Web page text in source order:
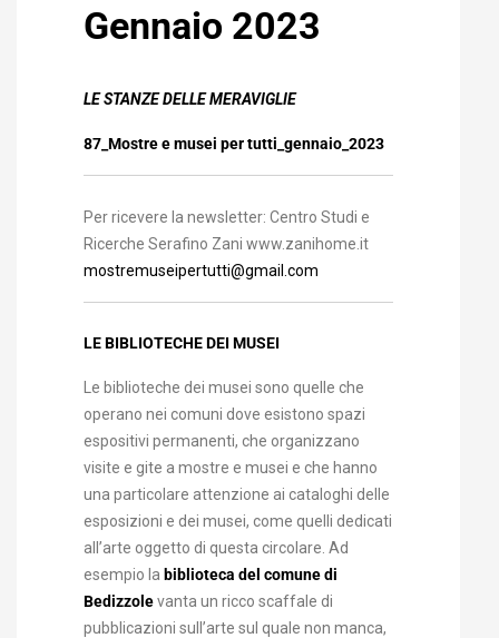
Gennaio 2023
LE STANZE DELLE MERAVIGLIE
87_Mostre e musei per tutti_gennaio_2023
Per ricevere la newsletter: Centro Studi e
Ricerche Serafino Zani www.zanihome.it
mostremuseipertutti@gmail.com
LE BIBLIOTECHE DEI MUSEI
Le biblioteche dei musei sono quelle che
operano nei comuni dove esistono spazi
espositivi permanenti, che organizzano
visite e gite a mostre e musei e che hanno
una particolare attenzione ai cataloghi delle
esposizioni e dei musei, come quelli dedicati
all’arte oggetto di questa circolare. Ad
esempio la biblioteca del comune di
Bedizzolevanta un ricco scaffale di
pubblicazioni sull’arte sul quale non manca,